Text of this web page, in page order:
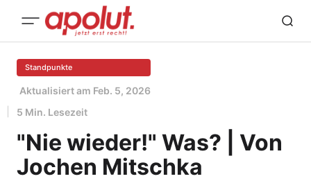
Standpunkte
Aktualisiert am Feb. 5, 2026
5 Min. Lesezeit
"Nie wieder!" Was? | Von
Jochen Mitschka